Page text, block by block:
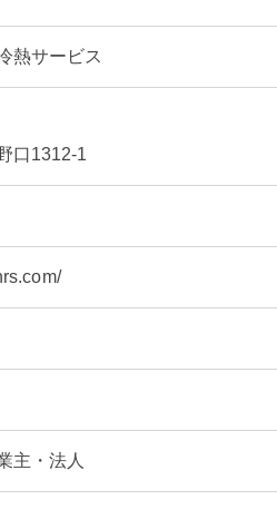
熱サービス
口1312-1
主・法人